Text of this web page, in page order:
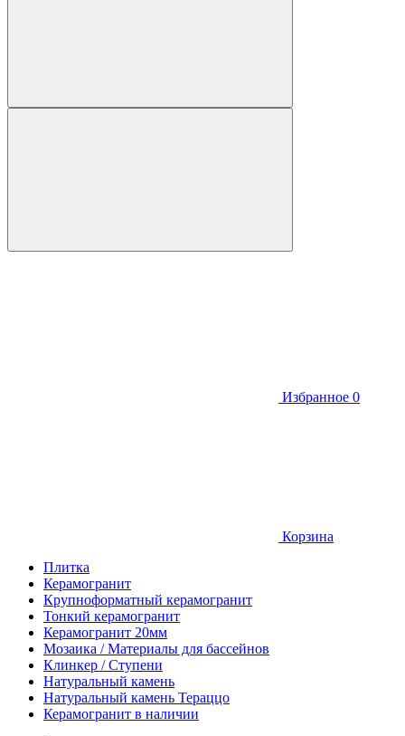
Избранное 0
Корзина
Плитка
Керамогранит
Крупноформатный керамогранит
Тонкий керамогранит
Керамогранит 20мм
Мозаика / Материалы для бассейнов
Клинкер / Ступени
Натуральный камень
Натуральный камень Тераццо
Керамогранит в наличии